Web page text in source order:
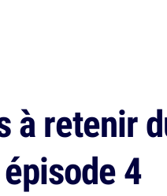
à retenir
4